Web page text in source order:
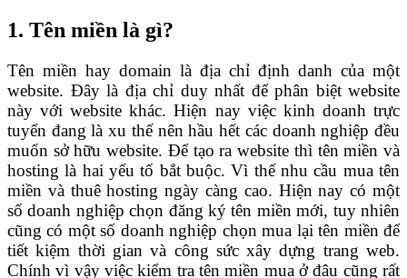
1. Tên miền là gì?
Tên miền hay domain là địa chỉ định danh của một
website. Đây là địa chỉ duy nhất để phân biệt website
này với website khác. Hiện nay việc kinh doanh trực
tuyến đang là xu thế nên hầu hết các doanh nghiệp đều
muốn sở hữu website. Để tạo ra website thì tên miền và
hosting là hai yếu tố bắt buộc. Vì thế nhu cầu mua tên
miền và thuê hosting ngày càng cao. Hiện nay có một
số doanh nghiệp chọn đăng ký tên miền mới, tuy nhiên
cũng có một số doanh nghiệp chọn mua lại tên miền để
tiết kiệm thời gian và công sức xây dựng trang web.
Chính vì vậy việc kiểm tra tên miền mua ở đâu cũng rất